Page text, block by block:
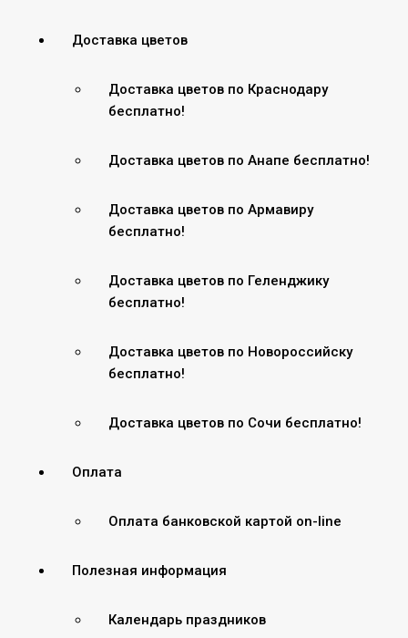
Доставка цветов
Доставка цветов по Краснодару
бесплатно!
Доставка цветов по Анапе бесплатно!
Доставка цветов по Армавиру
бесплатно!
Доставка цветов по Геленджику
бесплатно!
Доставка цветов по Новороссийску
бесплатно!
Доставка цветов по Сочи бесплатно!
Оплата
Оплата банковской картой on-line
Полезная информация
Календарь праздников